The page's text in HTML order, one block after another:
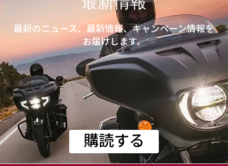
最新のニュース、最新情報、キャンペーン情報を
お届けします。
購読する